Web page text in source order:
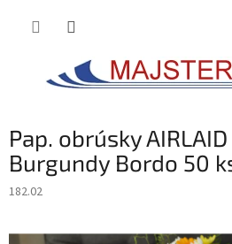
Pap. obrúsky
Burgundy Bordo 50
182.02